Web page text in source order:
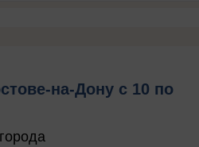
на-Дону с 10 по